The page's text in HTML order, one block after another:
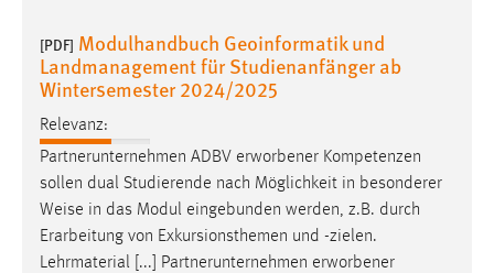
[PDF] Modulhandbuch Geoinformatik und
Landmanagement für Studienanfänger ab
Wintersemester 2024/2025
Relevanz:
Partnerunternehmen ADBV erworbener Kompetenzen
sollen dual Studierende nach Möglichkeit in besonderer
Weise in das Modul eingebunden werden, z.B. durch
Erarbeitung von Exkursionsthemen und -zielen.
Lehrmaterial [...] Partnerunternehmen erworbener
Um Inhalte von Videoplattformen und Social Media
Plattformen anzeigen zu können, werden von diesen
externen Medien Cookies gesetzt.
YouTube
Vimeo